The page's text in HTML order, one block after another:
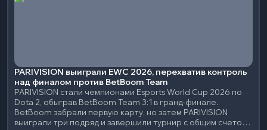
PARIVISION выиграли EWC 2026, перехватив контроль
над финалом против BetBoom Team
PARIVISION стали чемпионами Esports World Cup 2026 по
Dota 2, обыграв BetBoom Team 3:1 в гранд-финале.
BetBoom забрали первую карту, но затем PARIVISION
выиграли три подряд и завершили турнир с общим счетом